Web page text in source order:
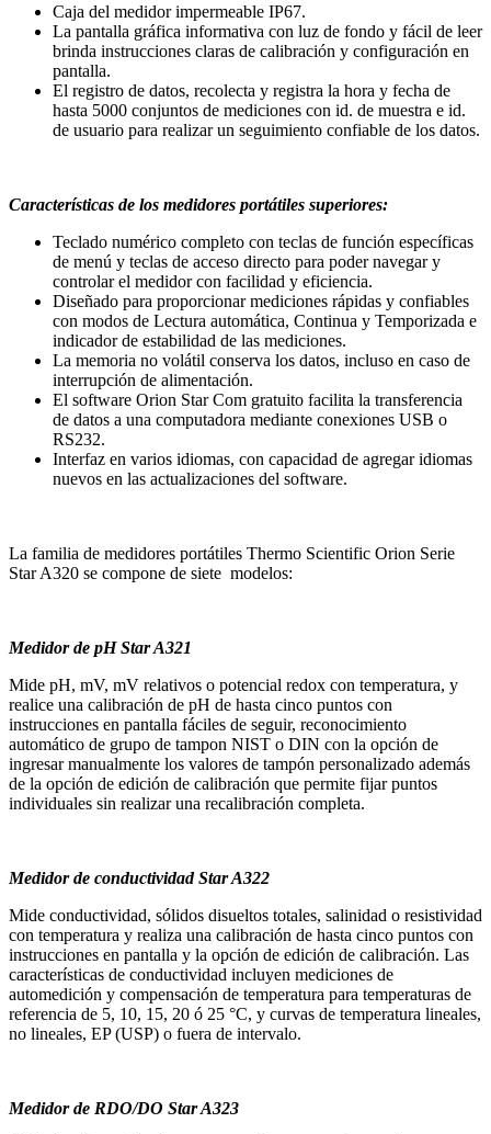
Caja del medidor impermeable IP67.
La pantalla gráfica informativa con luz de fondo y fácil de leer
brinda instrucciones claras de calibración y configuración en
pantalla.
El registro de datos, recolecta y registra la hora y fecha de
hasta 5000 conjuntos de mediciones con id. de muestra e id.
de usuario para realizar un seguimiento confiable de los datos.
Características de los medidores portátiles superiores:
Teclado numérico completo con teclas de función específicas
de menú y teclas de acceso directo para poder navegar y
controlar el medidor con facilidad y eficiencia.
Diseñado para proporcionar mediciones rápidas y confiables
con modos de Lectura automática, Continua y Temporizada e
indicador de estabilidad de las mediciones.
La memoria no volátil conserva los datos, incluso en caso de
interrupción de alimentación.
El software Orion Star Com gratuito facilita la transferencia
de datos a una computadora mediante conexiones USB o
RS232.
Interfaz en varios idiomas, con capacidad de agregar idiomas
nuevos en las actualizaciones del software.
La familia de medidores portátiles Thermo Scientific Orion Serie
Star A320 se compone de siete modelos:
Medidor de pH Star A321
Mide pH, mV, mV relativos o potencial redox con temperatura, y
realice una calibración de pH de hasta cinco puntos con
instrucciones en pantalla fáciles de seguir, reconocimiento
automático de grupo de tampon NIST o DIN con la opción de
ingresar manualmente los valores de tampón personalizado además
de la opción de edición de calibración que permite fijar puntos
individuales sin realizar una recalibración completa.
Medidor de conductividad Star A322
Mide conductividad, sólidos disueltos totales, salinidad o resistividad
con temperatura y realiza una calibración de hasta cinco puntos con
instrucciones en pantalla y la opción de edición de calibración. Las
características de conductividad incluyen mediciones de
automedición y compensación de temperatura para temperaturas de
referencia de 5, 10, 15, 20 ó 25 °C, y curvas de temperatura lineales,
no lineales, EP (USP) o fuera de intervalo.
Medidor de RDO/DO Star A323